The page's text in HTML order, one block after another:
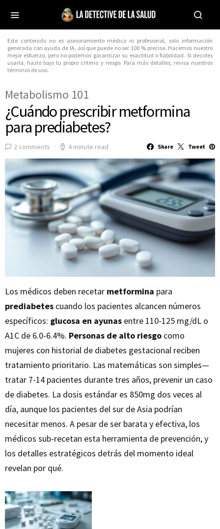
Este contenido no es asesoramiento médico ni profesional, solo información
generada con ayuda de IA, así que puede no ser 100 % precisa. Hacemos nuestro
mejor esfuerzo, pero no podemos garantizar su exactitud o fiabilidad. Si decides
usarla, hazlo bajo tu propio criterio y riesgo. Para más detalles, revisa nuestros
términos de uso.
Metabolismo 101
¿Cuándo prescribir metformina
para prediabetes?
2 comments 4 minute read Share Tweet
Los médicos deben recetar metformina para
prediabetes cuando los pacientes alcancen números
específicos: glucosa en ayunas entre 110-125 mg/dL o
A1C de 6.0-6.4%. Personas de alto riesgo como
mujeres con historial de diabetes gestacional reciben
tratamiento prioritario. Las matemáticas son simples—
tratar 7-14 pacientes durante tres años, prevenir un caso
de diabetes. La dosis estándar es 850mg dos veces al
día, aunque los pacientes del sur de Asia podrían
necesitar menos. A pesar de ser barata y efectiva, los
médicos sub-recetan esta herramienta de prevención, y
los detalles estratégicos detrás del momento ideal
revelan por qué.